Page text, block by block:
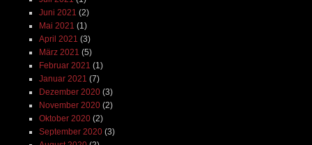
Juni 2021 (2)
Mai 2021 (1)
April 2021 (3)
März 2021 (5)
Februar 2021 (1)
Januar 2021 (7)
Dezember 2020(3)
November 2020(2)
Oktober 2020(2)
September 2020(3)